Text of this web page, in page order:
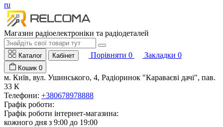
ru
Магазин радіоелектроніки та радіодеталей
Каталог Кабінет Порівняти 0 Закладки 0
Кошик 0
м. Київ, вул. Ушинського, 4, Радіоринок "Караваєві дачі", пав.
33 К
Телефони: +380678978888
Графік роботи:
Графік роботи інтернет-магазина:
кожного дня з 9:00 до 19:00